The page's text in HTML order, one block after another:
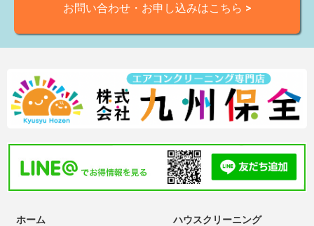
お問い合わせ・お申し込みはこちら >
ホーム ハウスクリーニング